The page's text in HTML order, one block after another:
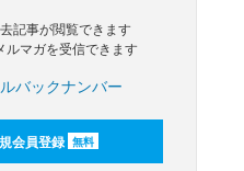
記事が閲覧できます
ルマガを受信できます
バックナンバー
会員登録 無料